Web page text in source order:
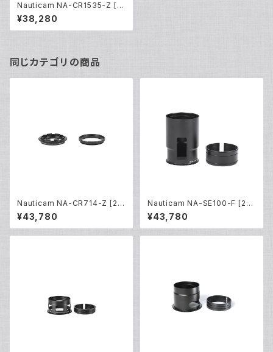
Nauticam NA-CR1535-Z [21
161]
¥38,280
同じカテゴリの商品
Nauticam NA-CR714-Z [21
812]
¥43,780
Nauticam NA-SE100-F [217
44]
¥43,780